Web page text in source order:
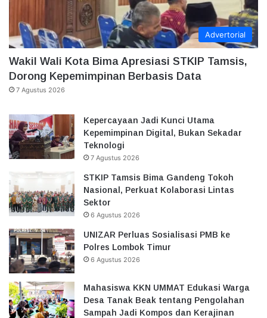
Advertorial
Wakil Wali Kota Bima Apresiasi STKIP Tamsis,
Dorong Kepemimpinan Berbasis Data
7 Agustus 2026
Kepercayaan Jadi Kunci Utama
Kepemimpinan Digital, Bukan Sekadar
Teknologi
7 Agustus 2026
STKIP Tamsis Bima Gandeng Tokoh
Nasional, Perkuat Kolaborasi Lintas
Sektor
6 Agustus 2026
UNIZAR Perluas Sosialisasi PMB ke
Polres Lombok Timur
6 Agustus 2026
Mahasiswa KKN UMMAT Edukasi Warga
Desa Tanak Beak tentang Pengolahan
Sampah Jadi Kompos dan Kerajinan